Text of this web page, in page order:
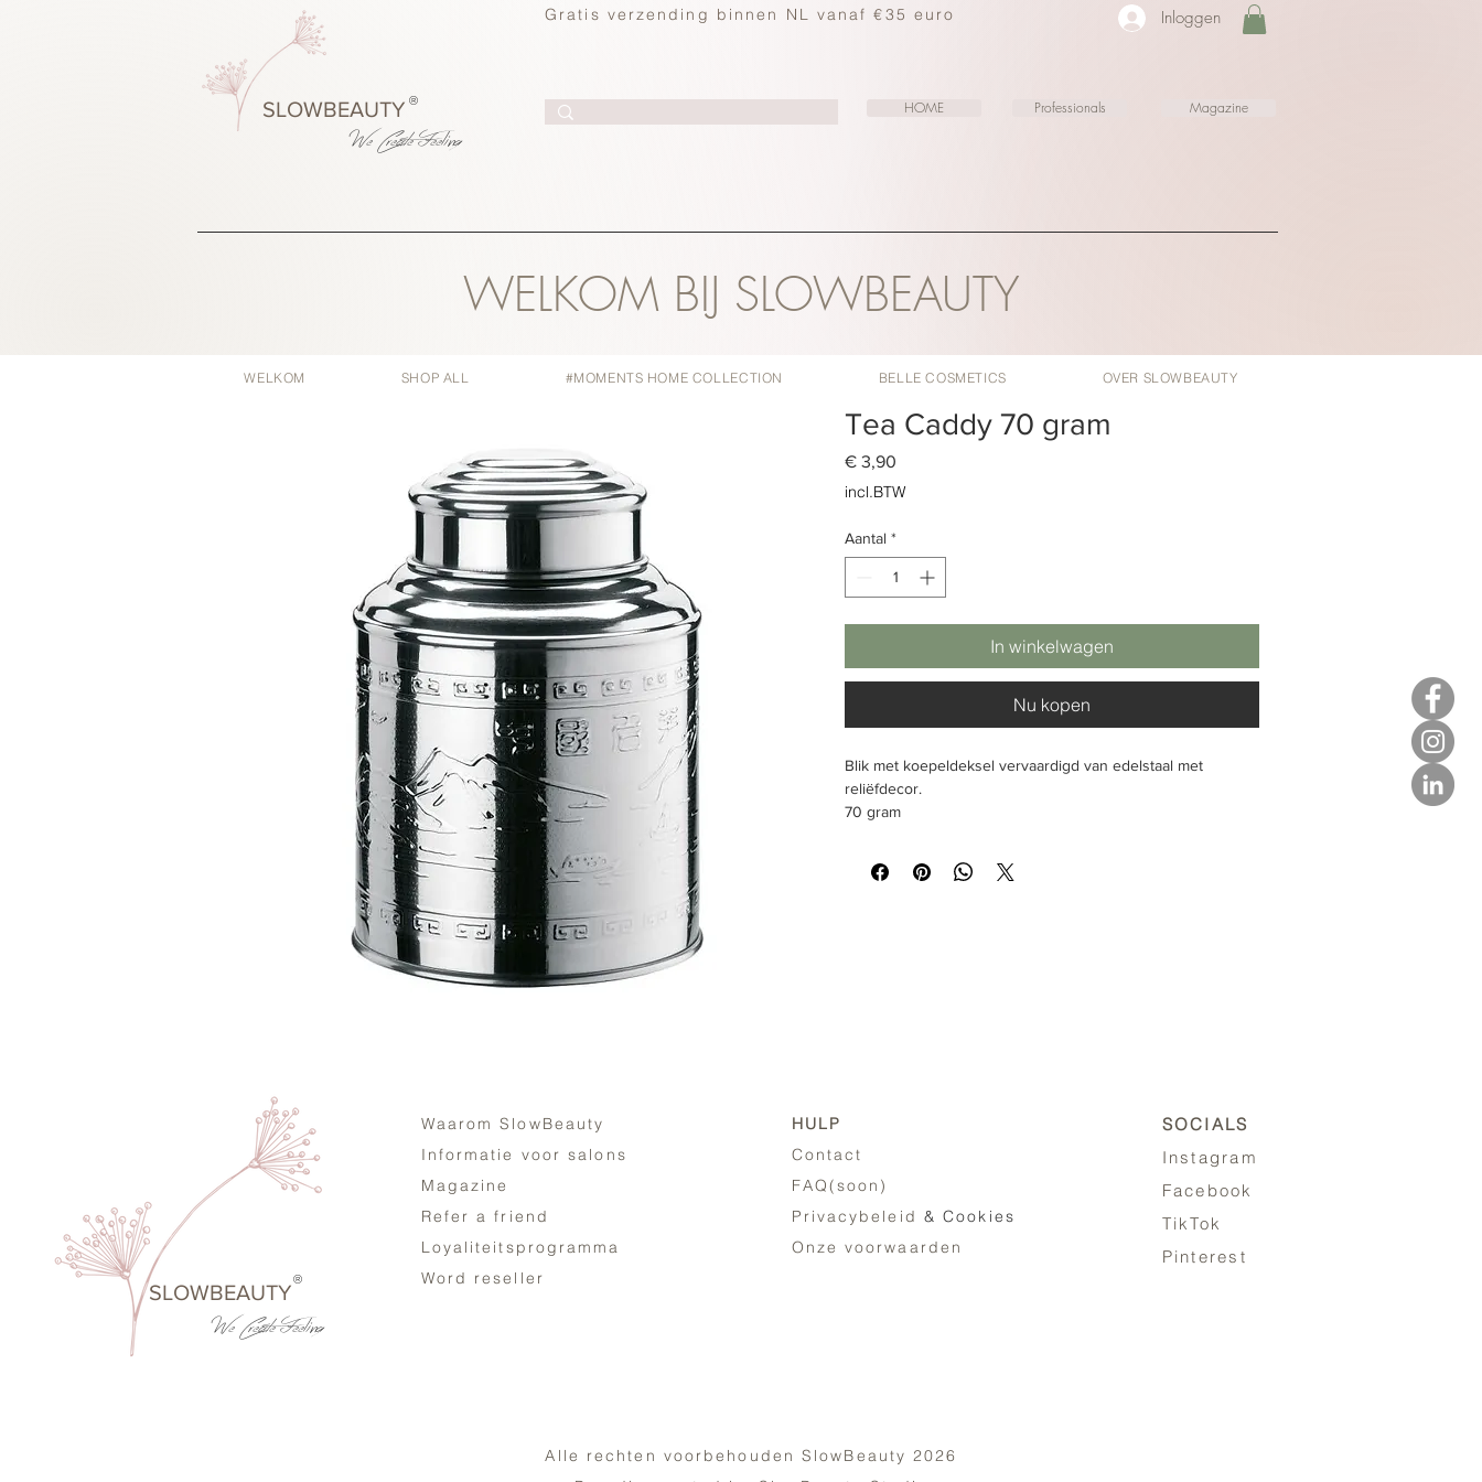
Gratis verzending binnen NL vanaf €35 euro Inloggen
®
SLOWBEAUTY
We CreateFeeling
HOME Professionals Magazine
WELKOM BIJ SLOWBEAUTY
WELKOM SHOP ALL #MOMENTS HOME COLLECTION BELLE COSMETICS OVER SLOWBEAUTY
Tea Caddy 70 gram
€ 3,90
incl.BTW
Aantal *
In winkelwagen
Nu kopen
Blik met koepeldeksel vervaardigd van edelstaal met
reliëfdecor.
70 gram
rond, Ø 70 mm, hoogte 90 mm
SLOWBEAUTY
We CreateFeeling
®
Waarom SlowBeauty
Informatie voor salons
Magazine
Refer a friend
Loyaliteitsprogramma
Word reseller
HULP
Contact
FAQ(soon)
Privacybeleid & Cookies
Onze voorwaarden
SOCIALS
Instagram
Facebook
TikTok
Pinterest
Alle rechten voorbehouden SlowBeauty 2026